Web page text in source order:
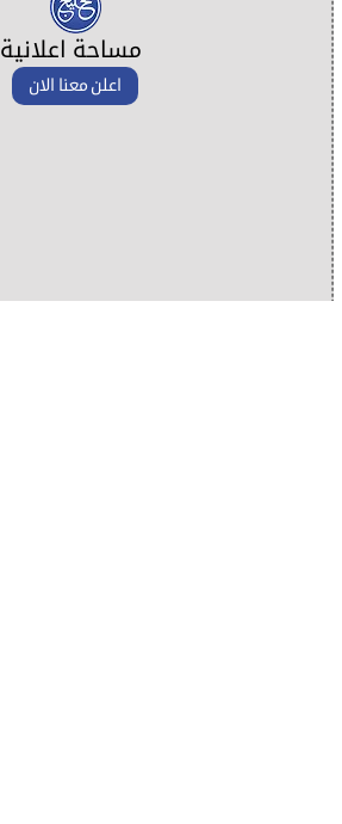
مساحة اعلانية
اعلن معنا الان